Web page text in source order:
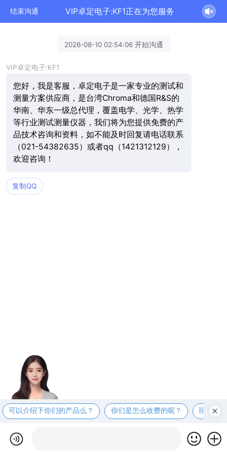
结束沟通 VIP卓定电子:KF1正在为您服务
2026-08-10 02:54:06 开始沟通
VIP卓定电子:KF1
您好，我是客服，卓定电子是一家专业的测试和
测量方案供应商，是台湾Chroma和德国R&S的
华南、华东一级总代理，覆盖电学、光学、热学
等行业测试测量仪器，我们将为您提供免费的产
品技术咨询和资料，如不能及时回复请电话联系
（021-54382635）或者qq（1421312129），
欢迎咨询！
复制QQ
可以介绍下你们的产品么？ 你们是怎么收费的呢？ 现在有